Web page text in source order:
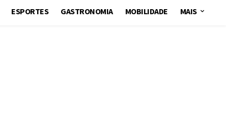
ESPORTES GASTRONOMIA MOBILIDADE MAIS